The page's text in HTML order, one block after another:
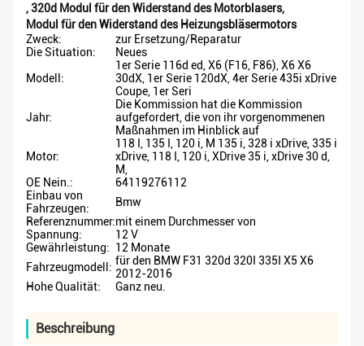
,320d Modul für den Widerstand des Motorblasers,
Modul für den Widerstand des Heizungsbläsermotors
Zweck:
zur Ersetzung/Reparatur
Die Situation:
Neues
Modell:
1er Serie 116d ed, X6 (F16, F86), X6 X6
30dX, 1er Serie 120dX, 4er Serie 435i xDrive
Coupe, 1er Seri
Jahr:
Die Kommission hat die Kommission
aufgefordert, die von ihr vorgenommenen
Maßnahmen im Hinblick auf
Motor:
118 I, 135 I, 120 i, M 135 i, 328 i xDrive, 335 i
xDrive, 118 I, 120 i, XDrive 35 i, xDrive 30 d,
M,
OE Nein.:
64119276112
Einbau von
Fahrzeugen:
Bmw
Referenznummer:mit einem Durchmesser von
Spannung:
12 V
Gewährleistung: 12 Monate
Fahrzeugmodell: für den BMW F31 320d 320I 335I X5 X6
2012-2016
Hohe Qualität:
Ganz neu.
Beschreibung